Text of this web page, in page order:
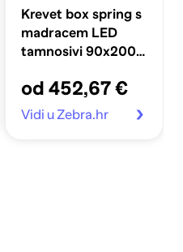
Krevet box spring s
madracem LED
tamnosivi 90x200
od 452,67 €
Vidi u Zebra.hr